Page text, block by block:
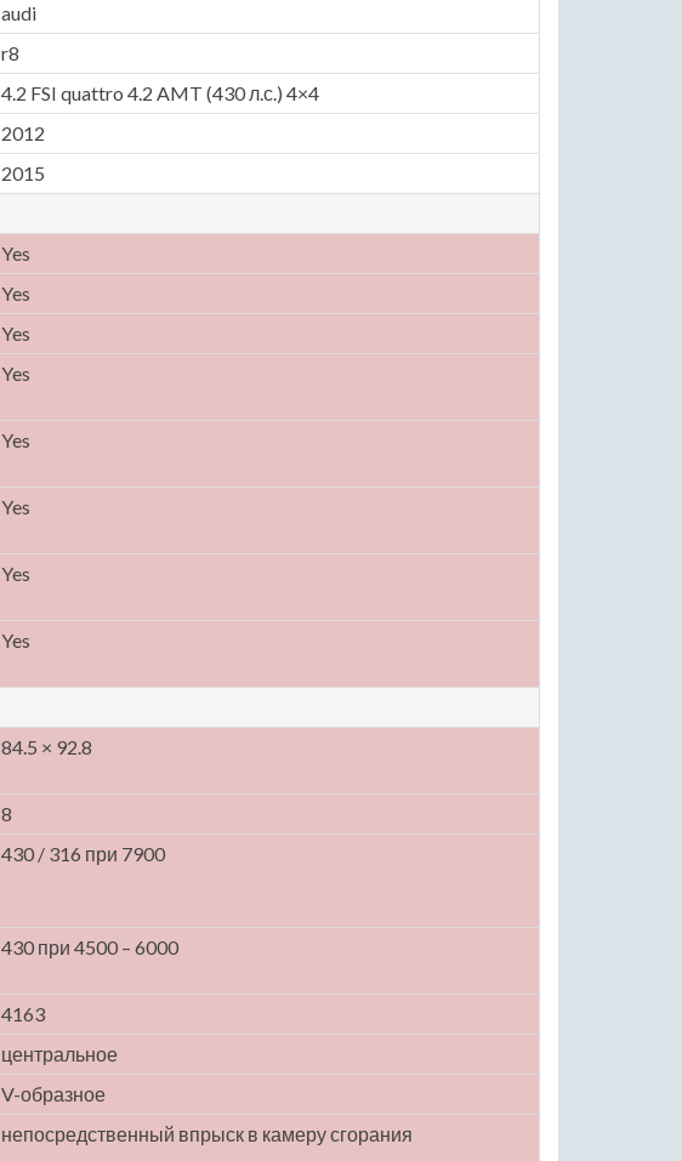
audi
r8
4.2 FSI quattro 4.2 AMT (430 л.с.) 4×4
2012
2015
Yes
Yes
Yes
Yes
Yes
Yes
Yes
Yes
84.5 × 92.8
8
430 / 316 при 7900
430 при 4500 – 6000
4163
центральное
V-образное
непосредственный впрыск в камеру сгорания